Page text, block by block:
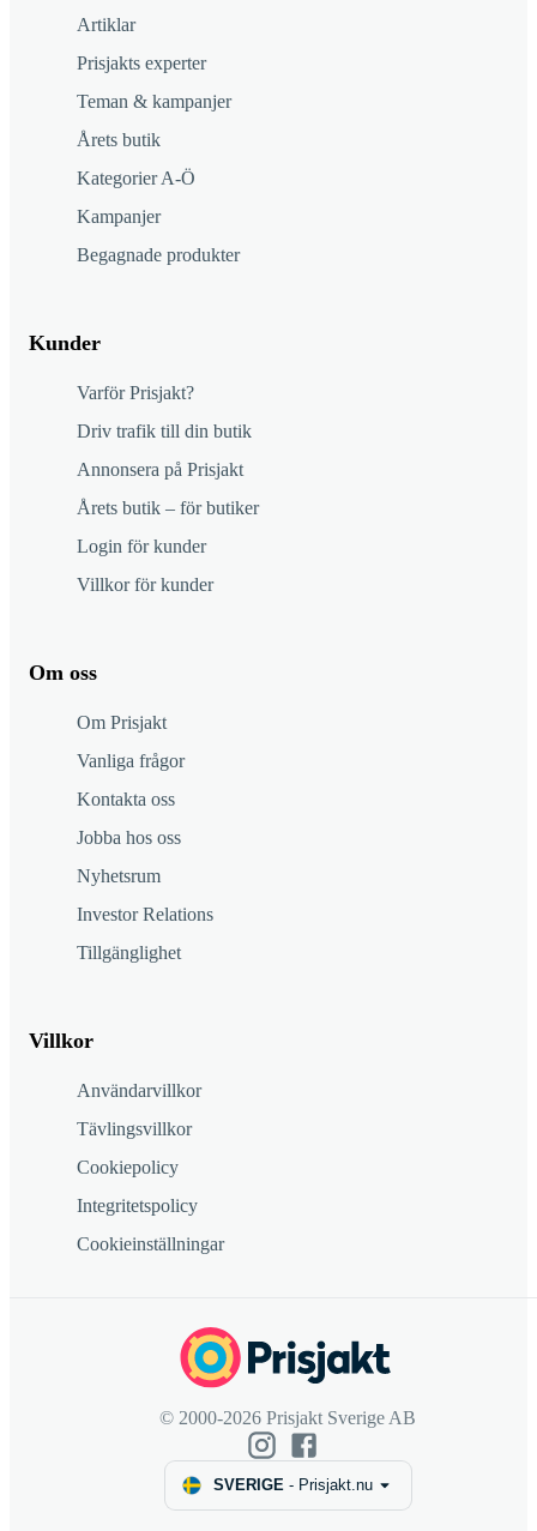
Artiklar
Prisjakts experter
Teman & kampanjer
Årets butik
Kategorier A-Ö
Kampanjer
Begagnade produkter
Kunder
Varför Prisjakt?
Driv trafik till din butik
Annonsera på Prisjakt
Årets butik – för butiker
Login för kunder
Villkor för kunder
Om oss
Om Prisjakt
Vanliga frågor
Kontakta oss
Jobba hos oss
Nyhetsrum
Investor Relations
Tillgänglighet
Villkor
Användarvillkor
Tävlingsvillkor
Cookiepolicy
Integritetspolicy
Cookieinställningar
© 2000-2026 Prisjakt Sverige AB
SVERIGE- Prisjakt.nu